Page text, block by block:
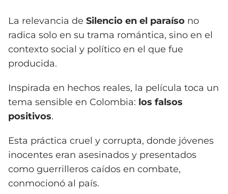
La relevancia de Silencio en el paraíso no
radica solo en su trama romántica, sino en el
contexto social y político en el que fue
producida.
Inspirada en hechos reales, la película toca un
tema sensible en Colombia: los falsos
positivos.
Esta práctica cruel y corrupta, donde jóvenes
inocentes eran asesinados y presentados
como guerrilleros caídos en combate,
conmocionó al país.